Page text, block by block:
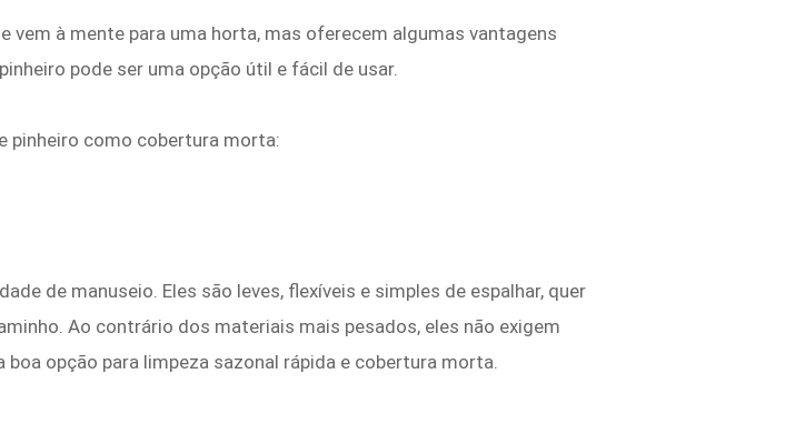
vem à mente para uma horta, mas oferecem algumas vantagens
pode ser uma opção útil e fácil de usar.
pinheiro como cobertura morta:
de manuseio. Eles são leves, flexíveis e simples de espalhar, quer
Ao contrário dos materiais mais pesados, eles não exigem
opção para limpeza sazonal rápida e cobertura morta.